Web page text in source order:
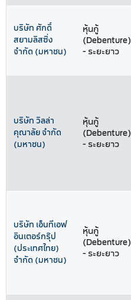
บริษัท ศักดิ์
สยามลิสซิ่ง
จำกัด (มหาชน)
หุ้นกู้
(Debenture)
- ระยะยาว
บริษัท วิลล่า
คุณาลัย จำกัด
(มหาชน)
หุ้นกู้
(Debenture)
- ระยะยาว
บริษัท เอ็นทีเอฟ
อินเตอร์กรุ๊ป
(ประเทศไทย)
จำกัด (มหาชน)
หุ้นกู้
(Debenture)
- ระยะยาว